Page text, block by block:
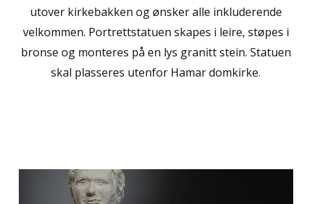
utover kirkebakken og ønsker alle inkluderende
velkommen. Portrettstatuen skapes i leire, støpes i
bronse og monteres på en lys granitt stein. Statuen
skal plasseres utenfor Hamar domkirke.